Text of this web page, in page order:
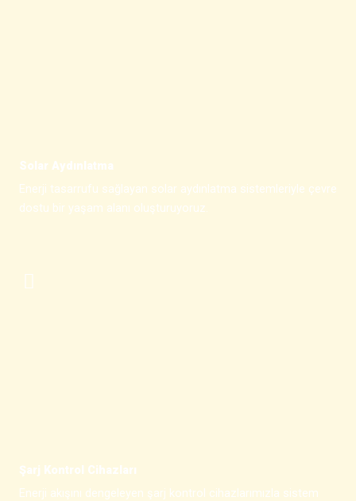
Solar Aydınlatma
Enerji tasarrufu sağlayan solar aydınlatma sistemleriyle çevre
dostu bir yaşam alanı oluşturuyoruz.
Şarj Kontrol Cihazları
Enerji akışını dengeleyen şarj kontrol cihazlarımızla sistem